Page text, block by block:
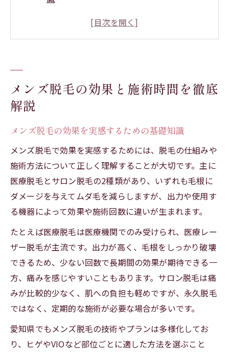
施術時間と部位ごとの違いをチェック
愛知県で実感できるメンズ脱毛の魅力とは
愛知県で人気の脱毛施術とその特徴とは
メンズ脱毛の効果と利便性を両立する方法
愛知県内で実感できる脱毛の満足度とは
効果重視なら医療脱毛のポイントを押さえる
医療脱毛で得られるメンズ脱毛の効果を分
医療脱毛の施術時間と効果の違いを比較
メンズ脱毛で医療脱毛を選ぶメリットとは
効果的な医療脱毛のクリニック選びの基準
医療脱毛とエステ脱毛の効果の差を理解す
る
忙しい男性が選ぶべき効率的なメンズ脱毛法
短時間で効果を出すメンズ脱毛の選び方
メンズ脱毛の効果と施術時間を徹底
解説
メンズ脱毛の効果を実感するための基礎知識
メンズ脱毛で効果を実感するためには、脱毛の仕組みや
施術方法について正しく理解することが大切です。主に
医療脱毛とサロン脱毛の2種類があり、いずれも毛根に
ダメージを与えてムダ毛を減らしますが、出力や使用す
る機器によって効果や施術回数に違いが生まれます。
たとえば医療脱毛は医療機関でのみ受けられ、医療レー
ザー脱毛が主流です。出力が高く、毛根をしっかり破壊
できるため、少ない回数で長期間の効果が期待できる一
方、痛みを感じやすいこともあります。サロン脱毛は痛
みが比較的少なく、肌への負担も軽めですが、永久脱毛
ではなく、定期的な施術が必要な場合が多いです。
愛知県でもメンズ脱毛の技術やプランは多様化してお
り、ヒゲやVIOなど部位ごとに適した方法を選ぶこと